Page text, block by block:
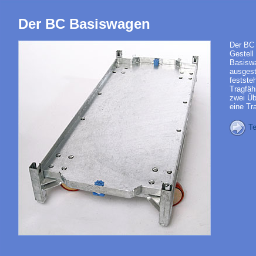
Der BC Basiswagen
Der
Gestell
zwei
eine